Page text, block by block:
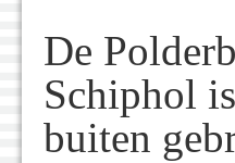
De
Schiphol
buiten